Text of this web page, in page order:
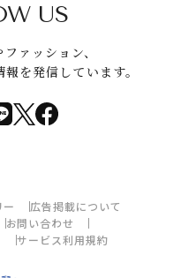
US
ァッション、
を発信しています。
広告掲載について
お問い合わせ
サービス利用規約